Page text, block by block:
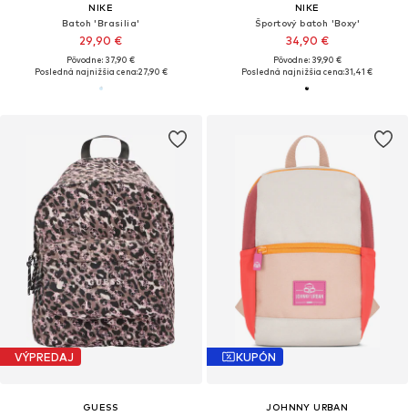
NIKE
Batoh 'Brasilia'
29,90 €
Pôvodne: 37,90 €
Posledná najnižšia cena:27,90 €
NIKE
Športový batoh 'Boxy'
34,90 €
Pôvodne: 39,90 €
Posledná najnižšia cena:31,41 €
VÝPREDAJ
GUESS
KUPÓN
JOHNNY URBAN